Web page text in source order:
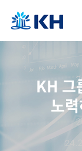
KH 그
노